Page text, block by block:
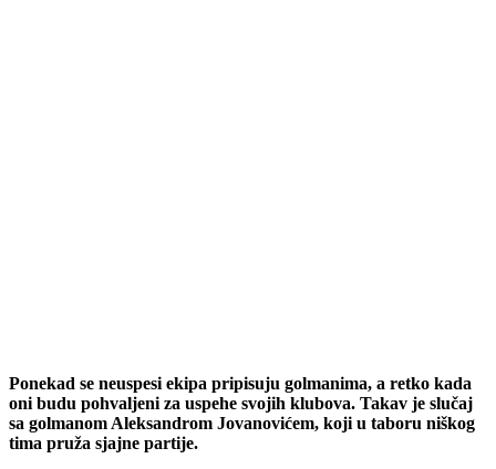
Ponekad se neuspesi ekipa pripisuju golmanima, a retko kada
oni budu pohvaljeni za uspehe svojih klubova. Takav je slučaj
sa golmanom Aleksandrom Jovanovićem, koji u taboru niškog
tima pruža sjajne partije.